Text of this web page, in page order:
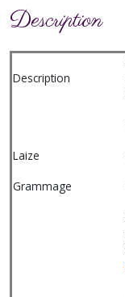
Description
Description
Laize
Grammage